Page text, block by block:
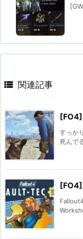
 関連記事
[FO4]
すっか
死んで